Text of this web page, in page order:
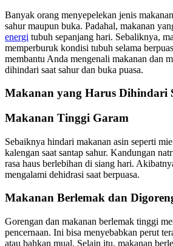
Banyak orang menyepelekan jenis
sahur maupun buka. Padahal, makanan
energi tubuh sepanjang hari. Sebaliknya,
memperburuk kondisi tubuh selama
membantu Anda mengenali makanan dan
dihindari saat sahur dan buka puasa.
Makanan yang Harus Dihindari
Makanan Tinggi Garam
Sebaiknya hindari makanan asin seperti
kalengan saat santap sahur. Kandungan
rasa haus berlebihan di siang hari.
mengalami dehidrasi saat berpuasa.
Makanan Berlemak dan
Gorengan dan makanan berlemak tinggi
pencernaan. Ini bisa menyebabkan perut
atau bahkan mual. Selain itu, makanan